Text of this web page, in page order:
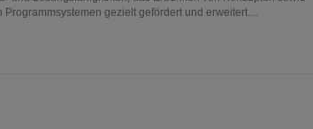
gezielt gefördert und erweitert....